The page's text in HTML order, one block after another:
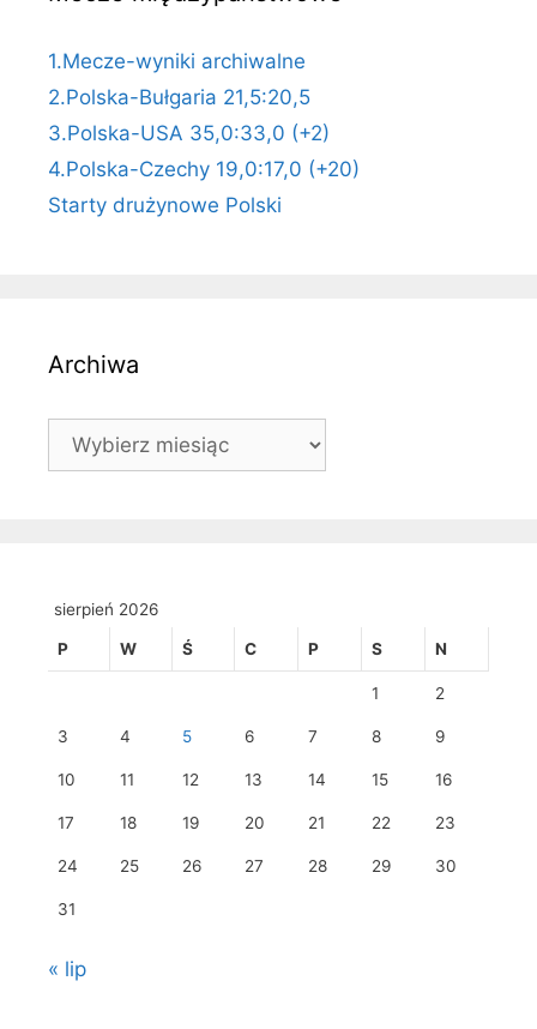
1.Mecze-wyniki archiwalne
2.Polska-Bułgaria 21,5:20,5
3.Polska-USA 35,0:33,0 (+2)
4.Polska-Czechy 19,0:17,0 (+20)
Starty drużynowe Polski
Archiwa
Archiwa
sierpień 2026
P W Ś C P S N
1 2
3 4 5 6 7 8 9
10 11 12 13 14 15 16
17 18 19 20 21 22 23
24 25 26 27 28 29 30
31
« lip